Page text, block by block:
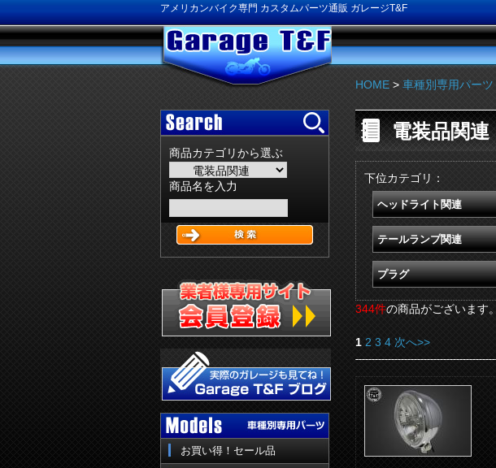
アメリカンバイク専門 カスタムパーツ通販 ガレージT&F
商品カテゴリから選ぶ
商品名を入力
お買い得！セール品
HOME > 車種別専用パーツ
電装品関連
下位カテゴリ：
ヘッドライト関連
テールランプ関連
プラグ
344件の商品がございます。
1 2 3 4 次へ>>